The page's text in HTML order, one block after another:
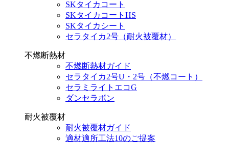
SKタイカコート
SKタイカコートHS
SKタイカシート
セラタイカ2号（耐火被覆材）
不燃断熱材
不燃断熱材ガイド
セラタイカ2号U・2号（不燃コート）
セラミライトエコG
ダンセラボン
耐火被覆材
耐火被覆材ガイド
適材適所工法10のご提案